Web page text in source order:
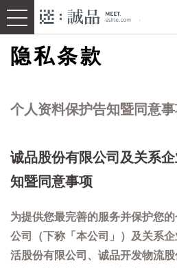
隐私条款
个人资料保护告知暨同意
诚品股份有限公司及关系
知暨同意事项
为提供您最完善的服务并保护您
公司（下称「本公司」）及关系
活股份有限公司、诚品开发物流